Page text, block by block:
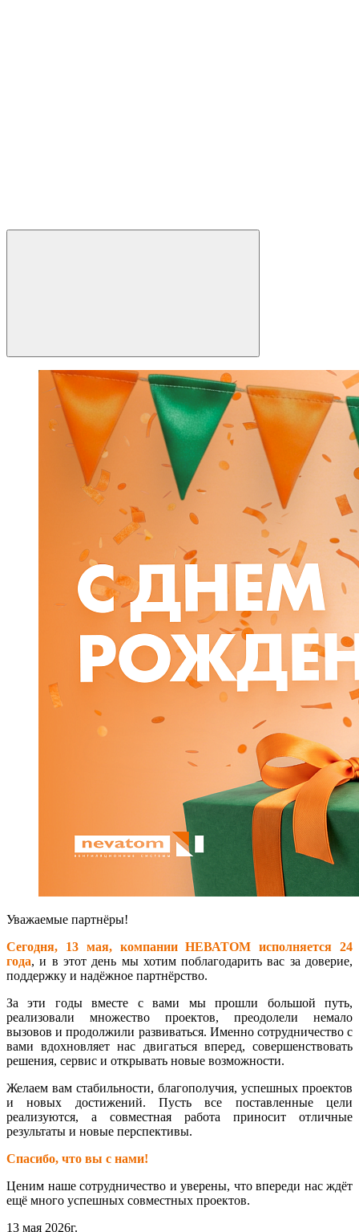
Уважаемые партнёры!
Сегодня, 13 мая, компании НЕВАТОМ исполняется 24
года, и в этот день мы хотим поблагодарить вас за доверие,
поддержку и надёжное партнёрство.
За эти годы вместе с вами мы прошли большой путь,
реализовали множество проектов, преодолели немало
вызовов и продолжили развиваться. Именно сотрудничество с
вами вдохновляет нас двигаться вперед, совершенствовать
решения, сервис и открывать новые возможности.
Желаем вам стабильности, благополучия, успешных проектов
и новых достижений. Пусть все поставленные цели
реализуются, а совместная работа приносит отличные
результаты и новые перспективы.
Спасибо, что вы с нами!
Ценим наше сотрудничество и уверены, что впереди нас ждёт
ещё много успешных совместных проектов.
13 мая 2026г.